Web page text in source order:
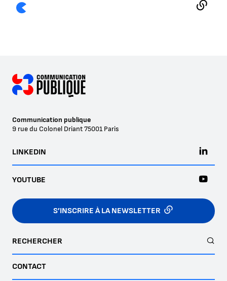
Communication publique
9 rue du Colonel Driant75001 Paris
S’INSCRIRE À LA NEWSLETTER
LINKEDIN
YOUTUBE
RECHERCHER
CONTACT